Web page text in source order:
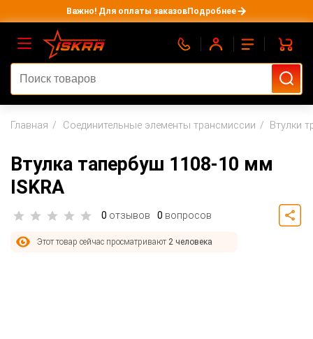
Важно! Для оплаты заказовПодробнее
Главная Соединительные элементы трансмиссии Втулки
Втулка тапербуш 1108-10 мм
ISKRA
0 отзывов 0 вопросов
Этот товар сейчас просматривают 2 человека